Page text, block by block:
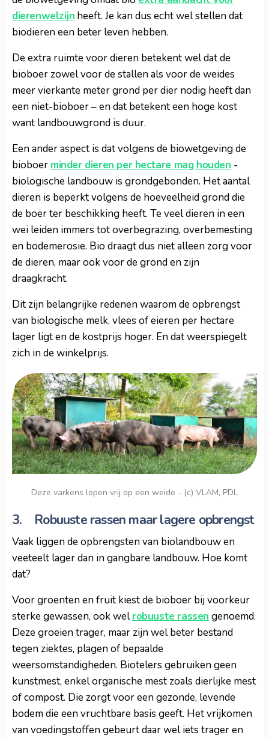
dierenwelzijn heeft. Je kan dus echt wel stellen dat
biodieren een beter leven hebben.
De extra ruimte voor dieren betekent wel dat de
bioboer zowel voor de stallen als voor de weides
meer vierkante meter grond per dier nodig heeft dan
een niet-bioboer – en dat betekent een hoge kost
want landbouwgrond is duur.
Een ander aspect is dat volgens de biowetgeving de
bioboer minder dieren per hectare mag houden -
biologische landbouw is grondgebonden. Het aantal
dieren is beperkt volgens de hoeveelheid grond die
de boer ter beschikking heeft. Te veel dieren in een
wei leiden immers tot overbegrazing, overbemesting
en bodemerosie. Bio draagt dus niet alleen zorg voor
de dieren, maar ook voor de grond en zijn
draagkracht.
Dit zijn belangrijke redenen waarom de opbrengst
van biologische melk, vlees of eieren per hectare
lager ligt en de kostprijs hoger. En dat weerspiegelt
zich in de winkelprijs.
Deze varkens lopen vrij op een weide - (c) VLAM, PDL
3. Robuuste rassen maar lagere opbrengst
Vaak liggen de opbrengsten van biolandbouw en
veeteelt lager dan in gangbare landbouw. Hoe komt
dat?
Voor groenten en fruit kiest de bioboer bij voorkeur
sterke gewassen, ook welrobuuste rassen genoemd.
Deze groeien trager, maar zijn wel beter bestand
tegen ziektes, plagen of bepaalde
weersomstandigheden. Biotelers gebruiken geen
kunstmest, enkel organische mest zoals dierlijke mest
of compost. Die zorgt voor een gezonde, levende
bodem die een vruchtbare basis geeft. Het vrijkomen
van voedingstoffen gebeurt daar wel iets trager en